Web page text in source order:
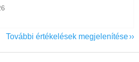
értékelése 5-ből 5 csillag.
További értékelések megjelenítése